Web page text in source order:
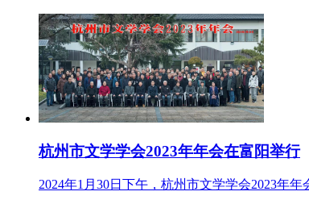
杭州市文学学会2023年年会在富阳举行
2024年1月30日下午，杭州市文学学会2023年